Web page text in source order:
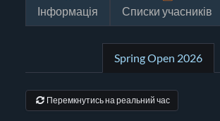
Інформація Списки учасників
Spring Open 2026
Перемкнутись на реальний час